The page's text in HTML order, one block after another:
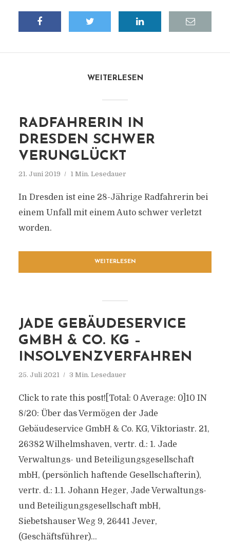
WEITERLESEN
RADFAHRERIN IN
DRESDEN SCHWER
VERUNGLÜCKT
21. Juni 2019 1 Min. Lesedauer
In Dresden ist eine 28-Jährige Radfahrerin bei
einem Unfall mit einem Auto schwer verletzt
worden.
WEITERLESEN
JADE GEBÄUDESERVICE
GMBH & CO. KG –
INSOLVENZVERFAHREN
25. Juli 2021 3 Min. Lesedauer
Click to rate this post![Total: 0 Average: 0]10 IN
8/20: Über das Vermögen der Jade
Gebäudeservice GmbH & Co. KG, Viktoriastr. 21,
26382 Wilhelmshaven, vertr. d.: 1. Jade
Verwaltungs- und Beteiligungsgesellschaft
mbH, (persönlich haftende Gesellschafterin),
vertr. d.: 1.1. Johann Heger, Jade Verwaltungs-
und Beteiligungsgesellschaft mbH,
Siebetshauser Weg 9, 26441 Jever,
(Geschäftsführer)...